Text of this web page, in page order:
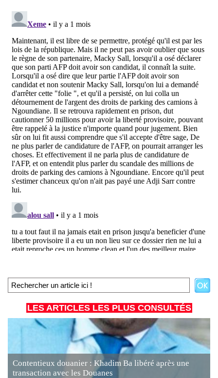
LES ARTICLES LES PLUS CONSULTÉS
Contentieux douanier : Khadim Ba libéré après une
transaction avec les Douanes